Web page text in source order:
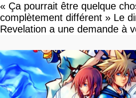
« Ça pourrait être quelque
complètement différent » Le
Revelation a une demande à